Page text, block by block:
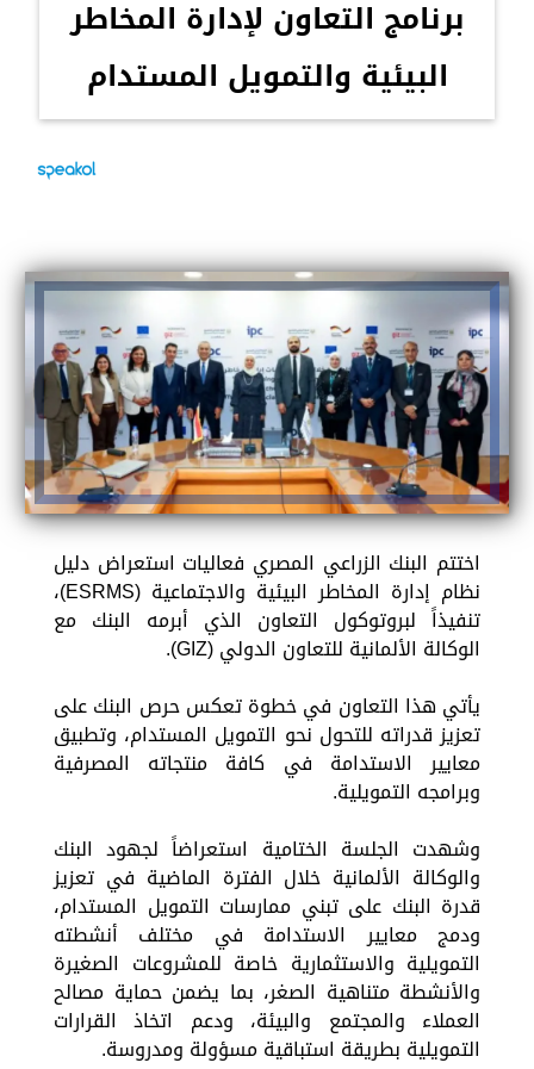
برنامج التعاون لإدارة المخاطر
البيئية والتمويل المستدام
اختتم البنك الزراعي المصري فعاليات استعراض دليل
نظام إدارة المخاطر البيئية والاجتماعية (ESRMS)،
تنفيذاً لبروتوكول التعاون الذي أبرمه البنك مع
الوكالة الألمانية للتعاون الدولي (GIZ).
يأتي هذا التعاون في خطوة تعكس حرص البنك على
تعزيز قدراته للتحول نحو التمويل المستدام، وتطبيق
معايير الاستدامة في كافة منتجاته المصرفية
وبرامجه التمويلية.
وشهدت الجلسة الختامية استعراضاً لجهود البنك
والوكالة الألمانية خلال الفترة الماضية في تعزيز
قدرة البنك على تبني ممارسات التمويل المستدام،
ودمج معايير الاستدامة في مختلف أنشطته
التمويلية والاستثمارية خاصة للمشروعات الصغيرة
والأنشطة متناهية الصغر، بما يضمن حماية مصالح
العملاء والمجتمع والبيئة، ودعم اتخاذ القرارات
التمويلية بطريقة استباقية مسؤولة ومدروسة.